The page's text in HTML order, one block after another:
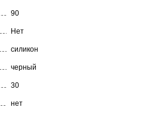
90
Нет
силикон
черный
30
нет